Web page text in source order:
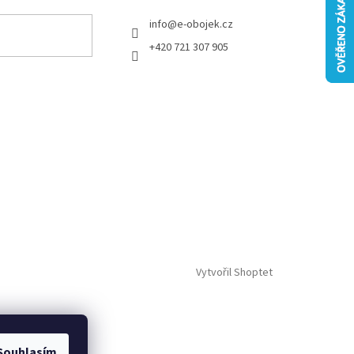
info@e-obojek.cz
+420 721 307 905
Vytvořil Shoptet